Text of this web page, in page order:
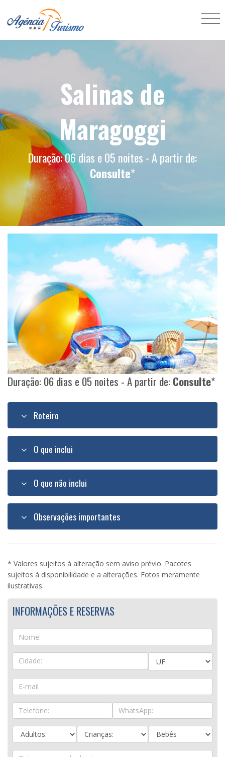
Salinas de
Maragoggi
Duração: 06 dias e 05 noites - A partir de:
Consulte*
Duração: 06 dias e 05 noites - A partir de:Consulte*
Roteiro
O que inclui
O que não inclui
Observações importantes
* Valores sujeitos à alteração sem aviso prévio. Pacotes
sujeitos á disponibilidade e a alterações. Fotos meramente
ilustrativas.
INFORMAÇÕES E RESERVAS